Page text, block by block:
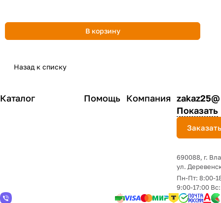
В корзину
Назад к списку
Каталог Помощь Компания zakaz25@
Показать
690088, г.
yл.
Пн-Пт: 8:00-
9:00-17:00